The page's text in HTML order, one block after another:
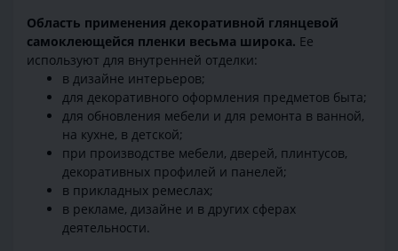
Область применения декоративной глянцевой
самоклеющейся пленки весьма широка. Ее
используют для внутренней отделки:
в дизайне интерьеров;
для декоративного оформления предметов быта;
для обновления мебели и для ремонта в ванной,
на кухне, в детской;
при производстве мебели, дверей, плинтусов,
декоративных профилей и панелей;
в прикладных ремеслах;
в рекламе, дизайне и в других сферах
деятельности.